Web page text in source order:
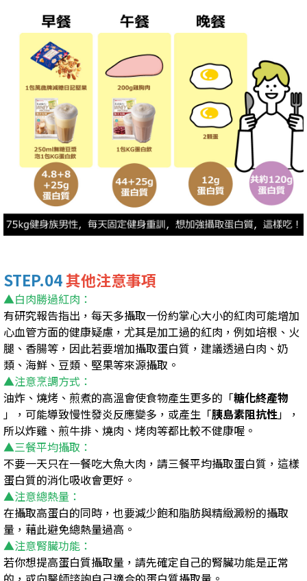
STEP.04其他注意事項
▲白肉勝過紅肉：
有研究報告指出，每天多攝取一份約掌心大小的紅肉可能增加
心血管方面的健康疑慮，尤其是加工過的紅肉，例如培根、火
腿、香腸等，因此若要增加攝取蛋白質，建議透過白肉 、奶
類、海鮮、豆類、堅果等來源攝取。
▲注意烹調方式：
油炸、燒烤、煎煮的高溫會使食物產生更多的「糖化終產物
」，可能導致慢性發炎反應變多，或產生「胰島素阻抗性」，
所以炸雞、煎牛排、燒肉、烤肉等都比較不健康喔。
▲三餐平均攝取：
不要一天只在一餐吃大魚大肉，請三餐平均攝取蛋白質，這樣
蛋白質的消化吸收會更好。
▲注意總熱量：
在攝取高蛋白的同時，也要減少飽和脂肪與精緻澱粉的攝取
量，藉此避免總熱量過高。
▲注意腎臟功能：
若你想提高蛋白質攝取量，請先確定自己的腎臟功能是正常